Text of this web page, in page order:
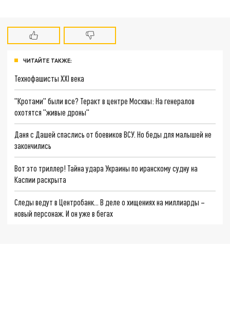
ЧИТАЙТЕ ТАКЖЕ:
Технофашисты XXI века
"Кротами" были все? Теракт в центре Москвы: На генералов
охотятся "живые дроны"
Даня с Дашей спаслись от боевиков ВСУ. Но беды для малышей не
закончились
Вот это триллер! Тайна удара Украины по иранскому судну на
Каспии раскрыта
Следы ведут в Центробанк… В деле о хищениях на миллиарды –
новый персонаж. И он уже в бегах